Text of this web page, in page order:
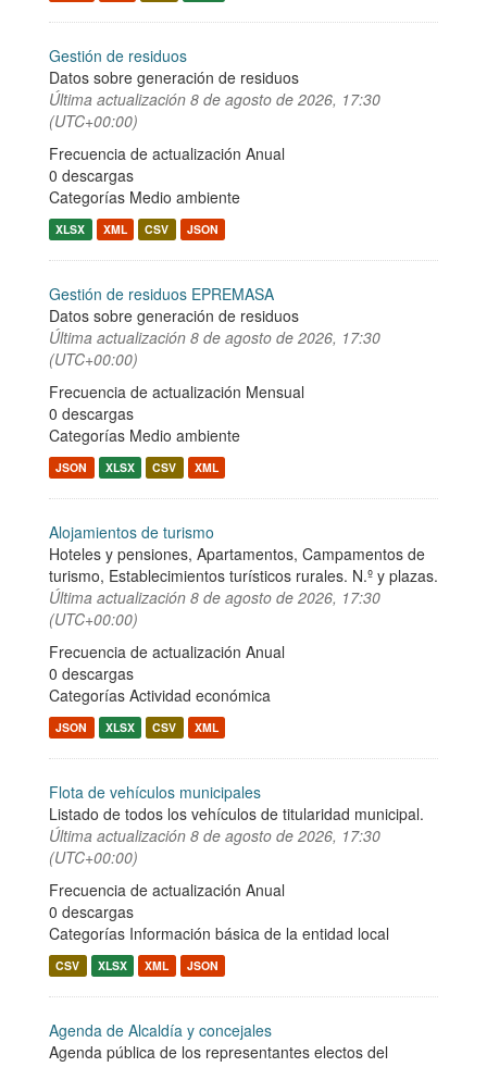
Gestión de residuos
Datos sobre generación de residuos
Última actualización 8 de agosto de 2026, 17:30
(UTC+00:00)
Frecuencia de actualización Anual
0 descargas
Categorías Medio ambiente
XLSX XML CSV JSON
Gestión de residuos EPREMASA
Datos sobre generación de residuos
Última actualización 8 de agosto de 2026, 17:30
(UTC+00:00)
Frecuencia de actualización Mensual
0 descargas
Categorías Medio ambiente
JSON XLSX CSV XML
Alojamientos de turismo
Hoteles y pensiones, Apartamentos, Campamentos de
turismo, Establecimientos turísticos rurales. N.º y plazas.
Última actualización 8 de agosto de 2026, 17:30
(UTC+00:00)
Frecuencia de actualización Anual
0 descargas
Categorías Actividad económica
JSON XLSX CSV XML
Flota de vehículos municipales
Listado de todos los vehículos de titularidad municipal.
Última actualización 8 de agosto de 2026, 17:30
(UTC+00:00)
Frecuencia de actualización Anual
0 descargas
Categorías Información básica de la entidad local
CSV XLSX XML JSON
Agenda de Alcaldía y concejales
Agenda pública de los representantes electos del